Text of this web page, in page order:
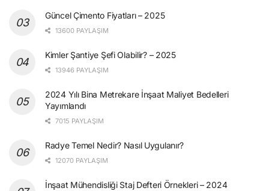
Güncel Çimento Fiyatları – 2025
13600 PAYLAŞIM
Kimler Şantiye Şefi Olabilir? – 2025
13946 PAYLAŞIM
2024 Yılı Bina Metrekare İnşaat Maliyet Bedelleri
Yayımlandı
7015 PAYLAŞIM
Radye Temel Nedir? Nasıl Uygulanır?
12070 PAYLAŞIM
İnşaat Mühendisliği Staj Defteri Örnekleri – 2024